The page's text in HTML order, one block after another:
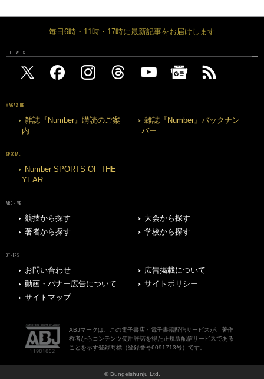
毎日6時・11時・17時に最新記事をお届けします
FOLLOW US
MAGAZINE
雑誌『Number』購読のご案
内
雑誌『Number』バックナン
バー
SPECIAL
Number SPORTS OF THE
YEAR
ARCHIVE
競技から探す
大会から探す
著者から探す
学校から探す
OTHERS
お問い合わせ
広告掲載について
動画・バナー広告について
サイトポリシー
サイトマップ
ABJマークは、この電子書店・電子書籍配信サービスが、著作
権者からコンテンツ使用許諾を得た正規版配信サービスである
ことを示す登録商標（登録番号6091713号）です。
© Bungeishunju Ltd.